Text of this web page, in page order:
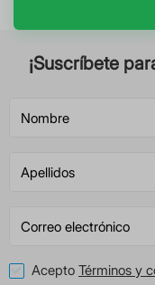
¡Suscríbete
Acepto Términos y